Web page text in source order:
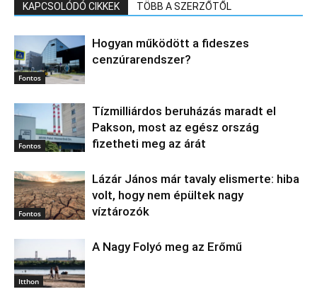
KAPCSOLÓDÓ CIKKEK TÖBB A SZERZŐTŐL
Fontos
Hogyan működött a fideszes
cenzúrarendszer?
Fontos
Tízmilliárdos beruházás maradt el
Pakson, most az egész ország
fizetheti meg az árát
Fontos
Lázár János már tavaly elismerte: hiba
volt, hogy nem épültek nagy
víztározók
Itthon
A Nagy Folyó meg az Erőmű